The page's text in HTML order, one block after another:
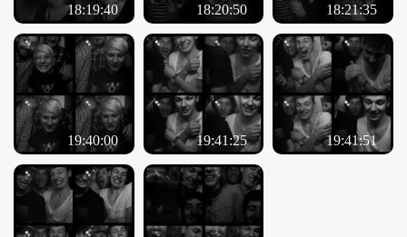
18:19:40 18:20:50 18:21:35
19:40:00 19:41:25 19:41:51